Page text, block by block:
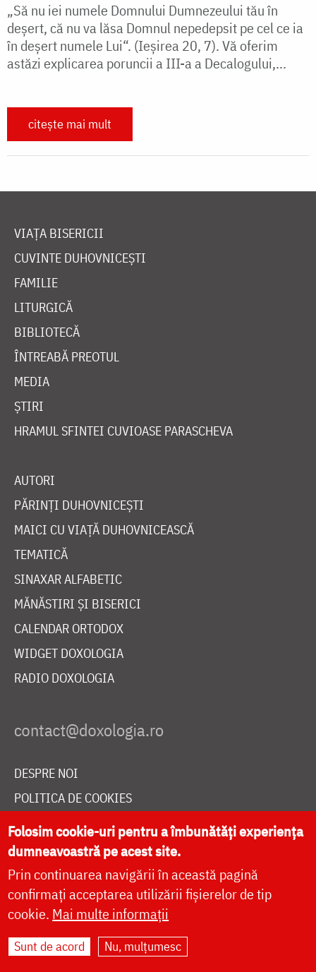
„Să nu iei numele Domnului Dumnezeului tău în
deșert, că nu va lăsa Domnul nepedepsit pe cel ce ia
în deșert numele Lui“. (Ieșirea 20, 7). Vă oferim
astăzi explicarea poruncii a III-a a Decalogului,...
citește mai mult
VIAȚA BISERICII
CUVINTE DUHOVNICEȘTI
FAMILIE
LITURGICĂ
BIBLIOTECĂ
ÎNTREABĂ PREOTUL
MEDIA
ȘTIRI
HRAMUL SFINTEI CUVIOASE PARASCHEVA
AUTORI
PĂRINȚI DUHOVNICEȘTI
MAICI CU VIAȚĂ DUHOVNICEASCĂ
TEMATICĂ
SINAXAR ALFABETIC
MĂNĂSTIRI ȘI BISERICI
CALENDAR ORTODOX
WIDGET DOXOLOGIA
RADIO DOXOLOGIA
DESPRE NOI
POLITICA DE COOKIES
DONEAZĂ ONLINE PENTRU CATEDRALA NAȚIONALĂ
LIVE
Site dezvoltat deDOXOLOGIA MEDIA
Arhiepiscopia Iașilor | ©
Folosim cookie-uri pentru a îmbunătăți experiența
dumneavoastră pe acest site.
Prin continuarea navigării în această pagină
confirmați acceptarea utilizării fișierelor de tip
cookie. Mai multe informații
Sunt de acord Nu, mulțumesc